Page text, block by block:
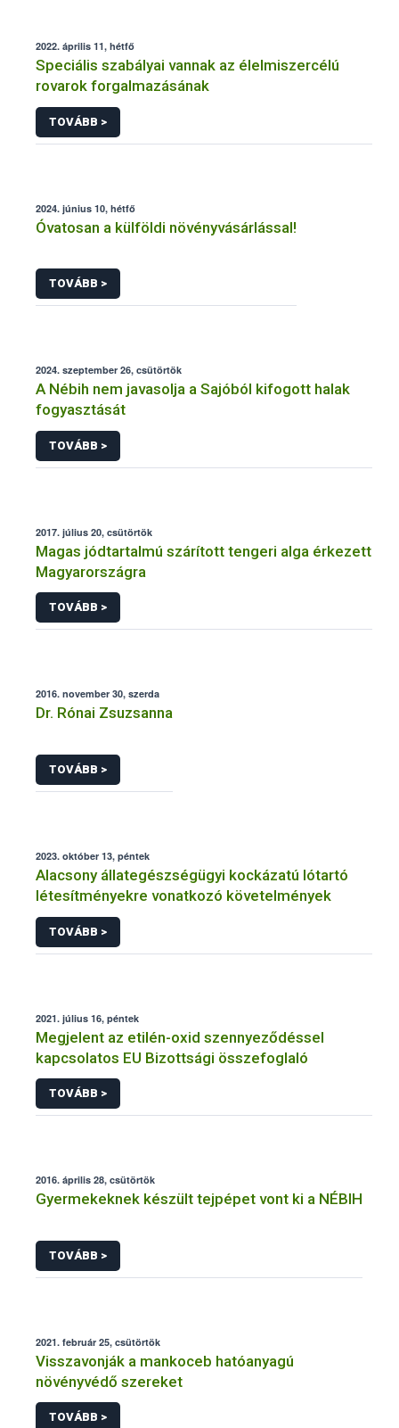
2022. április 11, hétfő
Speciális szabályai vannak az élelmiszercélú
rovarok forgalmazásának
TOVÁBB >
2024. június 10, hétfő
Óvatosan a külföldi növényvásárlással!
TOVÁBB >
2024. szeptember 26, csütörtök
A Nébih nem javasolja a Sajóból kifogott halak
fogyasztását
TOVÁBB >
2017. július 20, csütörtök
Magas jódtartalmú szárított tengeri alga érkezett
Magyarországra
TOVÁBB >
2016. november 30, szerda
Dr. Rónai Zsuzsanna
TOVÁBB >
2023. október 13, péntek
Alacsony állategészségügyi kockázatú lótartó
létesítményekre vonatkozó követelmények
TOVÁBB >
2021. július 16, péntek
Megjelent az etilén-oxid szennyeződéssel
kapcsolatos EU Bizottsági összefoglaló
TOVÁBB >
2016. április 28, csütörtök
Gyermekeknek készült tejpépet vont ki a NÉBIH
TOVÁBB >
2021. február 25, csütörtök
Visszavonják a mankoceb hatóanyagú
növényvédő szereket
TOVÁBB >